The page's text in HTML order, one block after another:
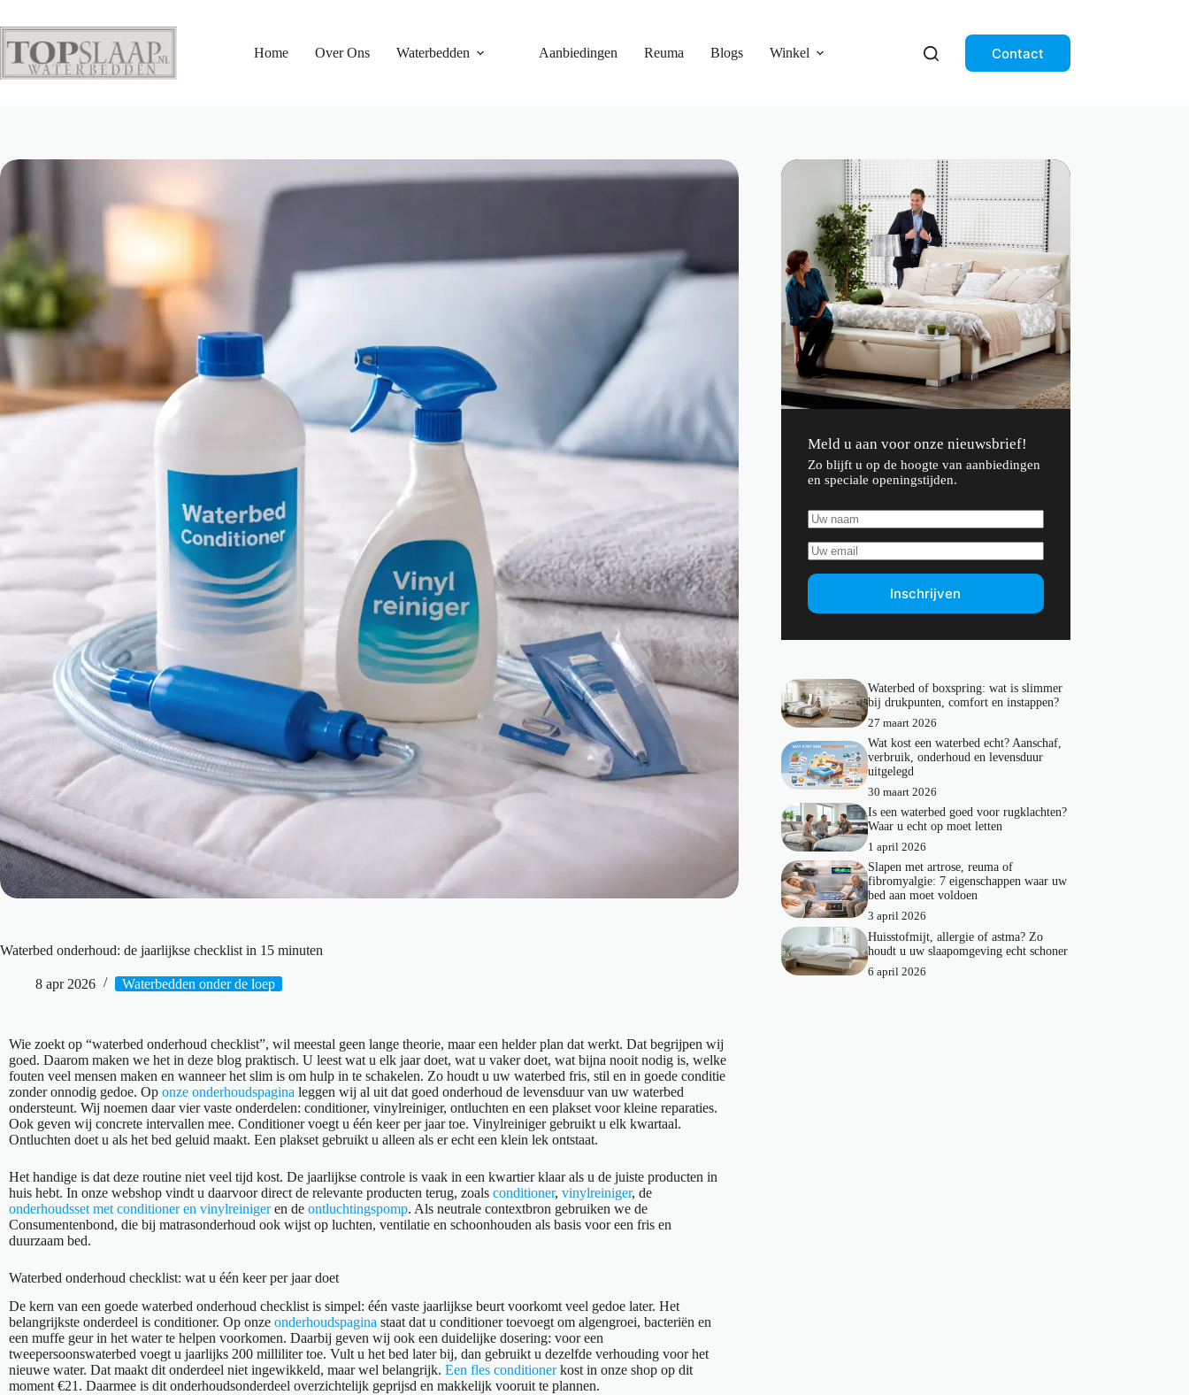
Home Over Ons Waterbedden Aanbiedingen Reuma Blogs Winkel Contact
Waterbed onderhoud: de jaarlijkse checklist in 15 minuten
8 apr 2026 Waterbedden onder de loep
Wie zoekt op “waterbed onderhoud checklist”, wil meestal geen lange theorie, maar een helder plan dat werkt. Dat begrijpen wij
goed. Daarom maken we het in deze blog praktisch. U leest wat u elk jaar doet, wat u vaker doet, wat bijna nooit nodig is, welke
fouten veel mensen maken en wanneer het slim is om hulp in te schakelen. Zo houdt u uw waterbed fris, stil en in goede conditie
zonder onnodig gedoe. Op onze onderhoudspagina leggen wij al uit dat goed onderhoud de levensduur van uw waterbed
ondersteunt. Wij noemen daar vier vaste onderdelen: conditioner, vinylreiniger, ontluchten en een plakset voor kleine reparaties.
Ook geven wij concrete intervallen mee. Conditioner voegt u één keer per jaar toe. Vinylreiniger gebruikt u elk kwartaal.
Ontluchten doet u als het bed geluid maakt. Een plakset gebruikt u alleen als er echt een klein lek ontstaat.
Het handige is dat deze routine niet veel tijd kost. De jaarlijkse controle is vaak in een kwartier klaar als u de juiste producten in
huis hebt. In onze webshop vindt u daarvoor direct de relevante producten terug, zoals conditioner, vinylreiniger, de
onderhoudsset met conditioner en vinylreinigeren de ontluchtingspomp. Als neutrale contextbron gebruiken we de
Consumentenbond, die bij matrasonderhoud ook wijst op luchten, ventilatie en schoonhouden als basis voor een fris en
duurzaam bed.
Waterbed onderhoud checklist: wat u één keer per jaar doet
De kern van een goede waterbed onderhoud checklist is simpel: één vaste jaarlijkse beurt voorkomt veel gedoe later. Het
belangrijkste onderdeel is conditioner. Op onze onderhoudspagina staat dat u conditioner toevoegt om algengroei, bacteriën en
een muffe geur in het water te helpen voorkomen. Daarbij geven wij ook een duidelijke dosering: voor een
tweepersoonswaterbed voegt u jaarlijks 200 milliliter toe. Vult u het bed later bij, dan gebruikt u dezelfde verhouding voor het
nieuwe water. Dat maakt dit onderdeel niet ingewikkeld, maar wel belangrijk. Een fles conditionerkost in onze shop op dit
moment €21. Daarmee is dit onderhoudsonderdeel overzichtelijk geprijsd en makkelijk vooruit te plannen.
Meld u aan voor onze nieuwsbrief!
Zo blijft u op de hoogte van aanbiedingen
en speciale openingstijden.
Inschrijven
Waterbed of boxspring: wat is slimmer
bij drukpunten, comfort en instappen?
27 maart 2026
Wat kost een waterbed echt? Aanschaf,
verbruik, onderhoud en levensduur
uitgelegd
30 maart 2026
Is een waterbed goed voor rugklachten?
Waar u echt op moet letten
1 april 2026
Slapen met artrose, reuma of
fibromyalgie: 7 eigenschappen waar uw
bed aan moet voldoen
3 april 2026
Huisstofmijt, allergie of astma? Zo
houdt u uw slaapomgeving echt schoner
6 april 2026